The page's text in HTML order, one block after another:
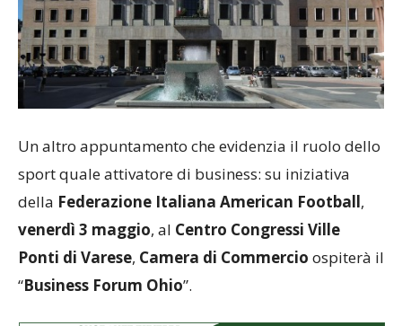
Un altro appuntamento che evidenzia il ruolo dello
sport quale attivatore di business: su iniziativa
della Federazione Italiana American Football,
venerdì 3 maggio, al Centro Congressi Ville
Ponti di Varese, Camera di Commercio ospiterà il
“Business Forum Ohio”.